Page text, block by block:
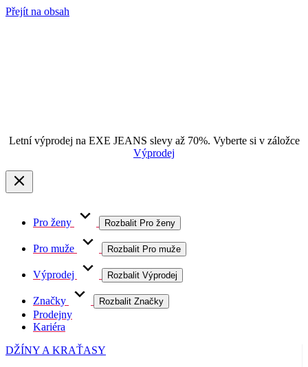
Přejít na obsah
Letní výprodej na EXE JEANS slevy až 70%. Vyberte si v záložce
Výprodej
Pro ženy Rozbalit Pro ženy
Pro muže Rozbalit Pro muže
Výprodej Rozbalit Výprodej
Značky Rozbalit Značky
Prodejny
Kariéra
DŽÍNY A KRAŤASY